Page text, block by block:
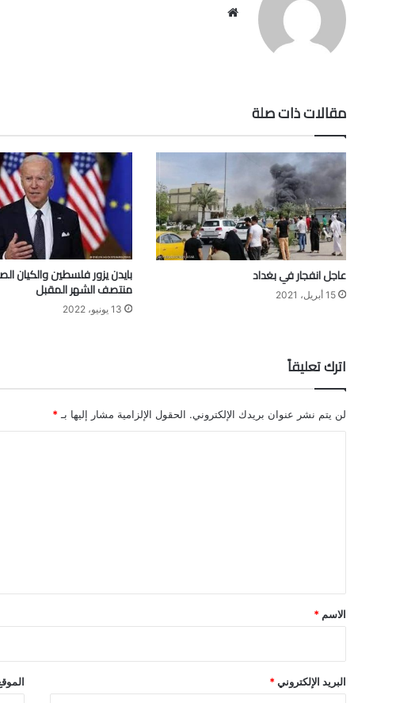
مقالات ذات صلة
عاجل انفجار في بغداد
15 أبريل، 2021
بايدن يزور فلسطين والكيان
منتصف الشهر المقبل
13 يونيو، 2022
اترك تعليقاً
لن يتم نشر عنوان بريدك الإلكتروني. الحقول الإلزامية مشار إليها بـ *
*
الاسم *
البريد الإلكتروني *